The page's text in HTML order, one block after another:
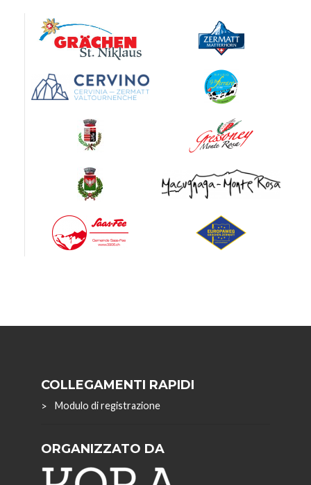
COLLEGAMENTI RAPIDI
Modulo di registrazione
ORGANIZZATO DA